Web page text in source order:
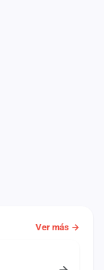
Ver más →